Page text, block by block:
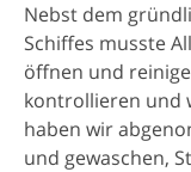
Nebst dem
Schiffes musste
öffnen und
kontrollieren und
haben wir
und gewaschen,